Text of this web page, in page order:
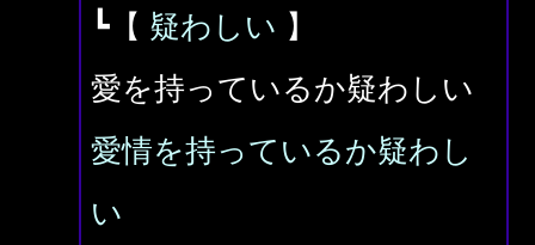
┗【 疑わしい 】
愛を持っているか疑わしい
愛情を持っているか疑わし
い